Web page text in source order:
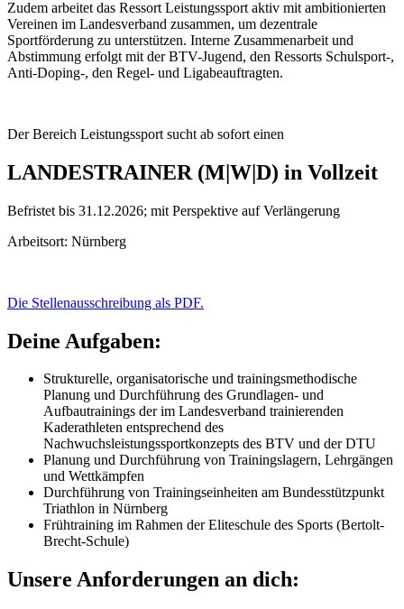
Zudem arbeitet das Ressort Leistungssport aktiv mit ambitionierten
Vereinen im Landesverband zusammen, um dezentrale
Sportförderung zu unterstützen. Interne Zusammenarbeit und
Abstimmung erfolgt mit der BTV-Jugend, den Ressorts Schulsport-,
Anti-Doping-, den Regel- und Ligabeauftragten.
Der Bereich Leistungssport sucht ab sofort einen
LANDESTRAINER (M|W|D) in Vollzeit
Befristet bis 31.12.2026; mit Perspektive auf Verlängerung
Arbeitsort: Nürnberg
Die Stellenausschreibung als PDF.
Deine Aufgaben:
Strukturelle, organisatorische und trainingsmethodische
Planung und Durchführung des Grundlagen- und
Aufbautrainings der im Landesverband trainierenden
Kaderathleten entsprechend des
Nachwuchsleistungssportkonzepts des BTV und der DTU
Planung und Durchführung von Trainingslagern, Lehrgängen
und Wettkämpfen
Durchführung von Trainingseinheiten am Bundesstützpunkt
Triathlon in Nürnberg
Frühtraining im Rahmen der Eliteschule des Sports (Bertolt-
Brecht-Schule)
Unsere Anforderungen an dich: